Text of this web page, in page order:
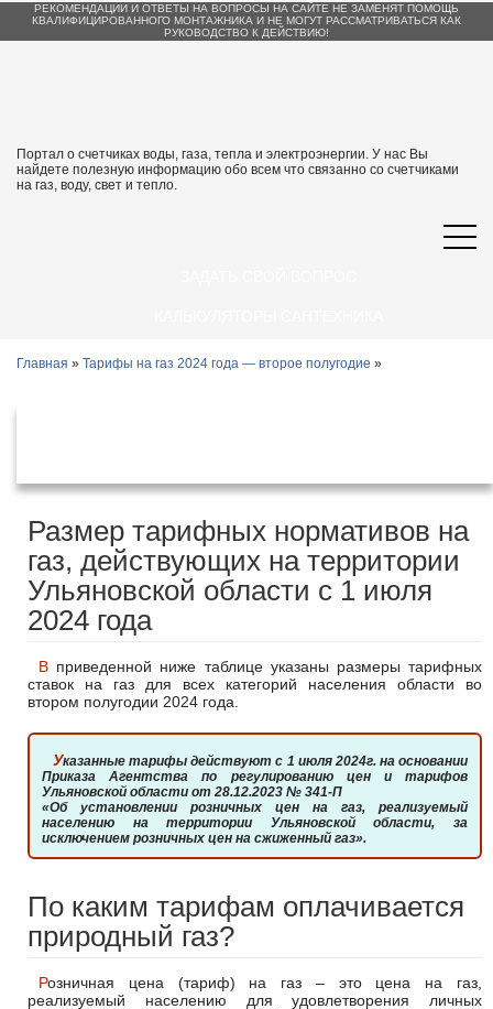
РЕКОМЕНДАЦИИ И ОТВЕТЫ НА ВОПРОСЫ НА САЙТЕ НЕ ЗАМЕНЯТ ПОМОЩЬ
КВАЛИФИЦИРОВАННОГО МОНТАЖНИКА И НЕ МОГУТ РАССМАТРИВАТЬСЯ КАК
РУКОВОДСТВО К ДЕЙСТВИЮ!
Портал о счетчиках воды, газа, тепла и электроэнергии. У нас Вы
найдете полезную информацию обо всем что связанно со счетчиками
на газ, воду, свет и тепло.
Главная » Тарифы на газ 2024 года — второе полугодие »
Размер тарифных нормативов на
газ, действующих на территории
Ульяновской области с 1 июля
2024 года
В приведенной ниже таблице указаны размеры тарифных
ставок на газ для всех категорий населения области во
втором полугодии 2024 года.
Указанные тарифы действуют с 1 июля 2024г. на основании
Приказа Агентства по регулированию цен и тарифов
Ульяновской области от 28.12.2023 № 341-П
«Об установлении розничных цен на газ, реализуемый
населению на территории Ульяновской области, за
исключением розничных цен на сжиженный газ».
По каким тарифам оплачивается
природный газ?
Розничная цена (тариф) на газ – это цена на газ,
реализуемый населению для удовлетворения личных